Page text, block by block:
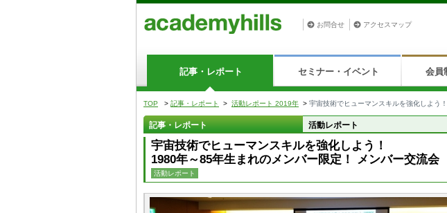
お問合せ アクセスマップ
記事・レポート セミナー・イベント 会員
TOP > 記事・レポート > 活動レポート 2019年 > 宇宙技術でヒューマンスキルを強化しよう
記事・レポート 活動レポート
宇宙技術でヒューマンスキルを強化しよう！
1980年～85年生まれのメンバー限定！ メンバー交流会
活動レポート